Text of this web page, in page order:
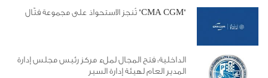
"CMA CGM" تُنجز الاستحواذ على مجموعة فتّال
الداخلية: فتح المجال لملء مركز رئيس مجلس إدارة
المدير العام لهيئة إدارة السير